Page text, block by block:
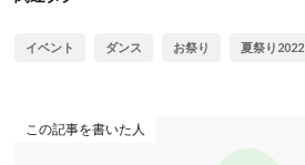
イベント ダンス お祭り 夏祭り2022
この記事を書いた人